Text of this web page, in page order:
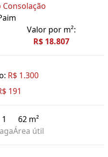
Valor por m²:
R$ 18.807
R$ 1.300
191
1
62 m²
Área útil